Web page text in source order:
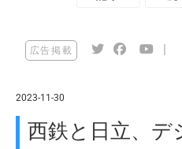
広告掲載
2023-11-30
西鉄と日立、デ